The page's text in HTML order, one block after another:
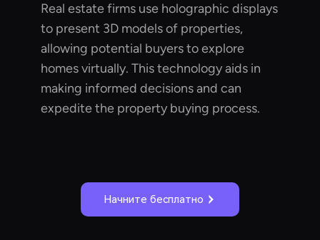
Real estate firms use holographic displays
to present 3D models of properties,
allowing potential buyers to explore
homes virtually. This technology aids in
making informed decisions and can
expedite the property buying process.
Начните бесплатно